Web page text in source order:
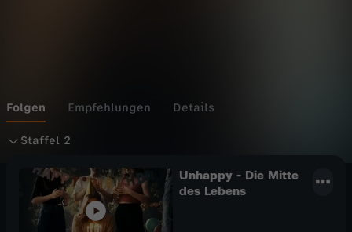
Folgen Empfehlungen Details
Staffel 2
S
Unhappy - Die Mitte
des Lebens